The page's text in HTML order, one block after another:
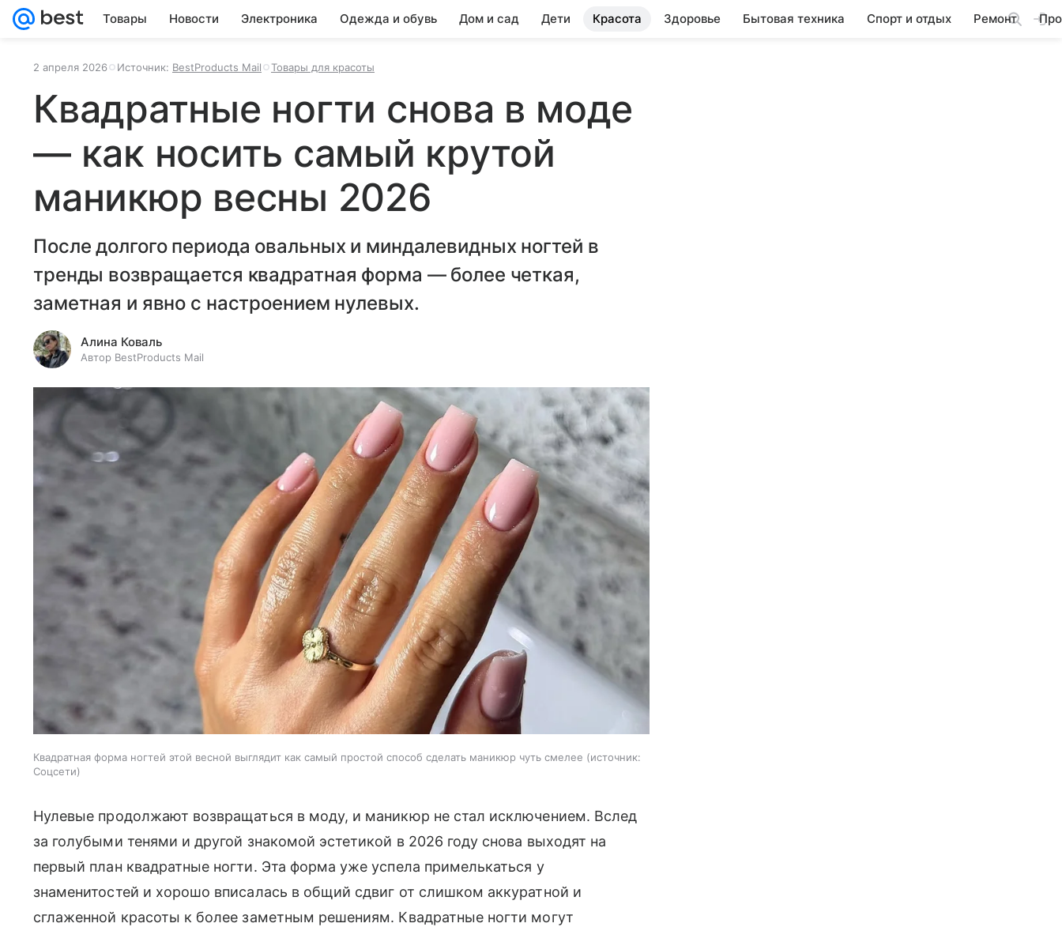
Товары Новости Электроника Одежда и обувь Дом и сад Дети Красота Здоровье Бытовая техника Спорт и отдых Ремонт
2 апреля 2026 Источник: BestProducts Mail Товары для красоты
Квадратные ногти снова в моде
— как носить самый крутой
маникюр весны 2026
После долгого периода овальных и миндалевидных ногтей в
тренды возвращается квадратная форма — более четкая,
заметная и явно с настроением нулевых.
Алина Коваль
Автор BestProducts Mail
Квадратная форма ногтей этой весной выглядит как самый простой способ сделать маникюр чуть смелее
источник:
Соцсети
Нулевые продолжают возвращаться в моду, и маникюр не стал исключением. Вслед
за голубыми тенями и другой знакомой эстетикой в 2026 году снова выходят на
первый план квадратные ногти. Эта форма уже успела примелькаться у
знаменитостей и хорошо вписалась в общий сдвиг от слишком аккуратной и
сглаженной красоты к более заметным решениям. Квадратные ногти могут